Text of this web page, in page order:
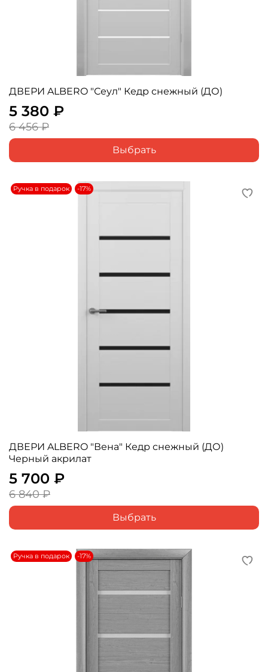
ДВЕРИ ALBERO "Сеул" Кедр снежный (ДО)
5 380 ₽
6 456 ₽
Выбрать
Ручка в подарок -17%
ДВЕРИ ALBERO "Вена" Кедр снежный (ДО)
Черный акрилат
5 700 ₽
6 840 ₽
Выбрать
Ручка в подарок -17%